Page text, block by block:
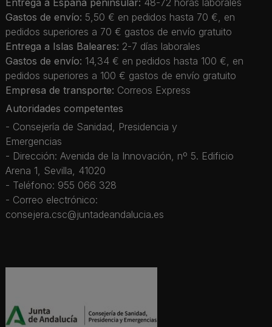
Gastos de envío: 5,50 € en pedidos hasta 70 €, en
pedidos superiores a 70 € gastos de envío gratuito
Entrega a Islas Baleares: 2-7 días laborales
Gastos de envío: 14,34 € en pedidos hasta 100 €, en
pedidos superiores a 100 € gastos de envío gratuito
Empresa de transporte: Correos Express
Autoridades competentes
- Consejería de Sanidad, Presidencia y
Emergencias
- Dirección: Avenida de la Innovación, nº 5. Edificio
Arena 1, Sevilla, 41020
- Teléfono: 955 066 328
- Correo electrónico:
consejera.csc@juntadeandalucia.es